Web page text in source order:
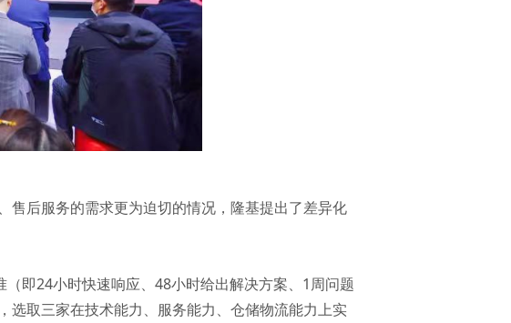
售后服务的需求更为迫切的情况，隆基提出了差异化
即24小时快速响应、48小时给出解决方案、1周问题
选取三家在技术能力、服务能力、仓储物流能力上实